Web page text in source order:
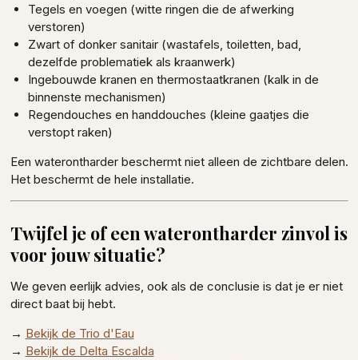
Tegels en voegen (witte ringen die de afwerking
verstoren)
Zwart of donker sanitair (wastafels, toiletten, bad,
dezelfde problematiek als kraanwerk)
Ingebouwde kranen en thermostaatkranen (kalk in de
binnenste mechanismen)
Regendouches en handdouches (kleine gaatjes die
verstopt raken)
Een waterontharder beschermt niet alleen de zichtbare delen.
Het beschermt de hele installatie.
Twijfel je of een waterontharder zinvol is
voor jouw situatie?
We geven eerlijk advies, ook als de conclusie is dat je er niet
direct baat bij hebt.
→ Bekijk de Trio d'Eau
→ Bekijk de Delta Escalda